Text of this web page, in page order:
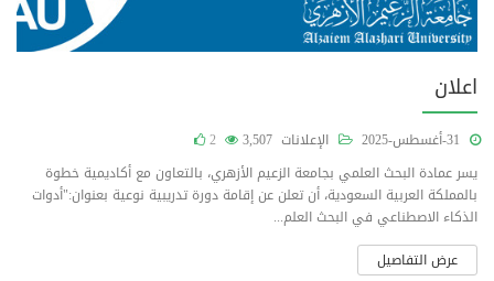
اعلان
الإعلانات 3,507
2
يسر عمادة البحث العلمي بجامعة الزعيم الأزهري، بالتعاون مع أكاديمية خطوة
بالمملكة العربية السعودية، أن تعلن عن إقامة دورة تدريبية نوعية بعنوان:"أدوات
الذكاء الاصطناعي في البحث العلم...
عرض التفاصيل